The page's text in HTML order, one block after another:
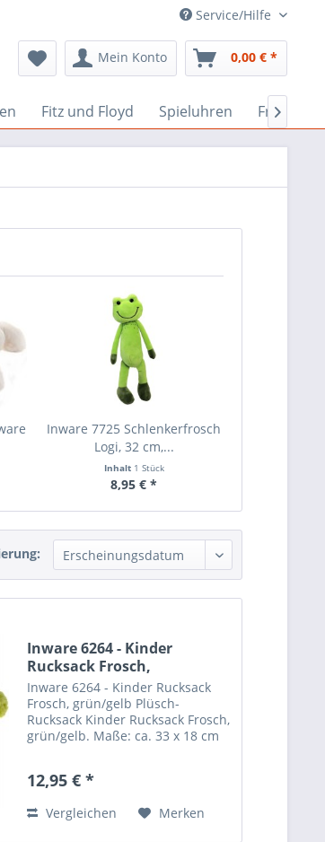
Service/Hilfe
Mein Konto 0,00 € *
Fitz und Floyd Spieluhren Fridolin

Inware 7725 Schlenkerfrosch
Logi, 32 cm,...
Inhalt 1 Stück
8,95 € *
Inware 6264 - Kinder
Rucksack Frosch,
grün/gelb...
Inware 6264 - Kinder Rucksack
Frosch, grün/gelb Plüsch-
Rucksack Kinder Rucksack Frosch,
grün/gelb. Maße: ca. 33 x 18 cm
mit Reißverschluss. Tragesystem
12,95 € *
Vergleichen Merken